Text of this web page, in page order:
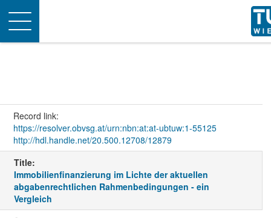
Toggle
navigation
Record link:
https://resolver.obvsg.at/urn:nbn:at:at-ubtuw:1-55125
http://hdl.handle.net/20.500.12708/12879
Title:
Immobilienfinanzierung im Lichte der aktuellen
abgabenrechtlichen Rahmenbedingungen - ein
Vergleich